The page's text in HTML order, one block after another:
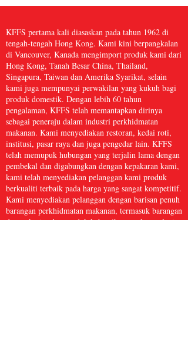
KFFS pertama kali diasaskan pada tahun 1962 di
tengah-tengah Hong Kong. Kami kini berpangkalan
di Vancouver, Kanada mengimport produk kami dari
Hong Kong, Tanah Besar China, Thailand,
Singapura, Taiwan dan Amerika Syarikat, selain
kami juga mempunyai perwakilan yang kukuh bagi
produk domestik. Dengan lebih 60 tahun
pengalaman, KFFS telah memantapkan dirinya
sebagai peneraju dalam industri perkhidmatan
makanan. Kami menyediakan restoran, kedai roti,
institusi, pasar raya dan juga pengedar lain. KFFS
telah memupuk hubungan yang terjalin lama dengan
pembekal dan digabungkan dengan kepakaran kami,
kami telah menyediakan pelanggan kami produk
berkualiti terbaik pada harga yang sangat kompetitif.
Kami menyediakan pelanggan dengan barisan penuh
barangan perkhidmatan makanan, termasuk barangan
dapur, kertas dan produk kebersihan, makanan laut